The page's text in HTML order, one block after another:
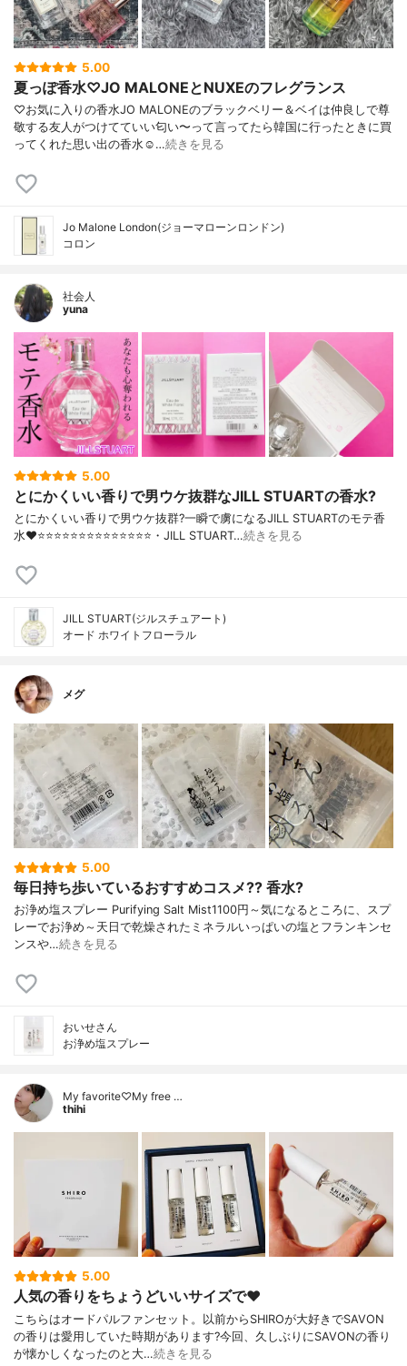
5.00
夏っぽ香水♡JO MALONEとNUXEのフレグランス
♡お気に入りの香水JO MALONEのブラックベリー＆ベイは仲良しで尊
敬する友人がつけてていい匂い〜って言ってたら韓国に行ったときに買
ってくれた思い出の香水☺️…続きを見る
Jo Malone London(ジョーマローンロンドン)
コロン
社会人
yuna
5.00
とにかくいい香りで男ウケ抜群なJILL STUARTの香水?
とにかくいい香りで男ウケ抜群?一瞬で虜になるJILL STUARTのモテ香
水❤️⭐️⭐️⭐️⭐️⭐️⭐️⭐️⭐️⭐️⭐️⭐️⭐️⭐️⭐️・JILL STUART…続きを見る
JILL STUART(ジルスチュアート)
オード ホワイトフローラル
メグ
5.00
毎日持ち歩いているおすすめコスメ?? 香水?
お浄め塩スプレー Purifying Salt Mist1100円～気になるところに、スプ
レーでお浄め～天日で乾燥されたミネラルいっぱいの塩とフランキンセ
ンスや…続きを見る
おいせさん
お浄め塩スプレー
My favorite♡My free …
thihi
5.00
人気の香りをちょうどいいサイズで❤️
こちらはオードパルファンセット。以前からSHIROが大好きでSAVON
の香りは愛用していた時期があります?今回、久しぶりにSAVONの香り
が懐かしくなったのと大…続きを見る